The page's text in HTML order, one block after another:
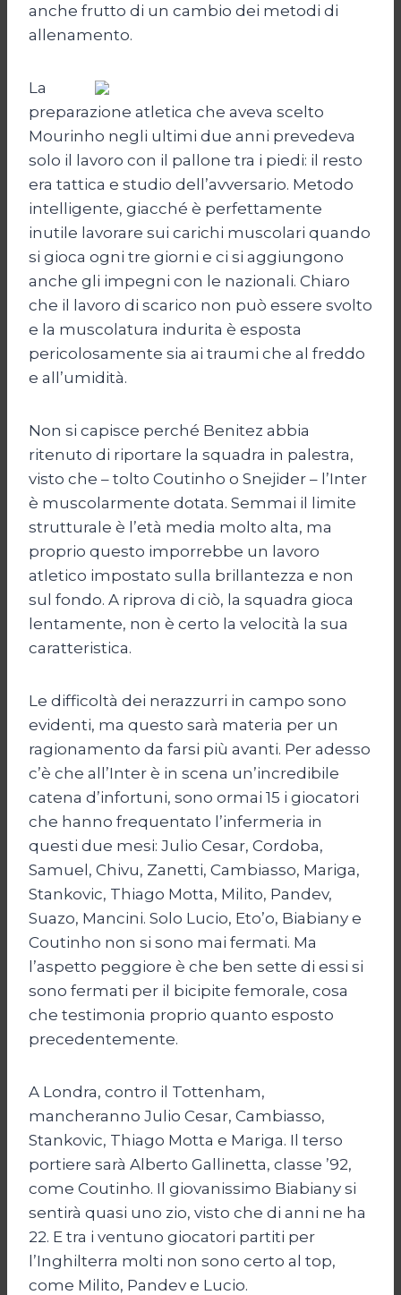
anche frutto di un cambio dei metodi di
allenamento.
La
preparazione atletica che aveva scelto
Mourinho negli ultimi due anni prevedeva
solo il lavoro con il pallone tra i piedi: il resto
era tattica e studio dell’avversario. Metodo
intelligente, giacché è perfettamente
inutile lavorare sui carichi muscolari quando
si gioca ogni tre giorni e ci si aggiungono
anche gli impegni con le nazionali. Chiaro
che il lavoro di scarico non può essere svolto
e la muscolatura indurita è esposta
pericolosamente sia ai traumi che al freddo
e all’umidità.
Non si capisce perché Benitez abbia
ritenuto di riportare la squadra in palestra,
visto che – tolto Coutinho o Snejider – l’Inter
è muscolarmente dotata. Semmai il limite
strutturale è l’età media molto alta, ma
proprio questo imporrebbe un lavoro
atletico impostato sulla brillantezza e non
sul fondo. A riprova di ciò, la squadra gioca
lentamente, non è certo la velocità la sua
caratteristica.
Le difficoltà dei nerazzurri in campo sono
evidenti, ma questo sarà materia per un
ragionamento da farsi più avanti. Per adesso
c’è che all’Inter è in scena un’incredibile
catena d’infortuni, sono ormai 15 i giocatori
che hanno frequentato l’infermeria in
questi due mesi: Julio Cesar, Cordoba,
Samuel, Chivu, Zanetti, Cambiasso, Mariga,
Stankovic, Thiago Motta, Milito, Pandev,
Suazo, Mancini. Solo Lucio, Eto’o, Biabiany e
Coutinho non si sono mai fermati. Ma
l’aspetto peggiore è che ben sette di essi si
sono fermati per il bicipite femorale, cosa
che testimonia proprio quanto esposto
precedentemente.
A Londra, contro il Tottenham,
mancheranno Julio Cesar, Cambiasso,
Stankovic, Thiago Motta e Mariga. Il terso
portiere sarà Alberto Gallinetta, classe ’92,
come Coutinho. Il giovanissimo Biabiany si
sentirà quasi uno zio, visto che di anni ne ha
22. E tra i ventuno giocatori partiti per
l’Inghilterra molti non sono certo al top,
come Milito, Pandev e Lucio.